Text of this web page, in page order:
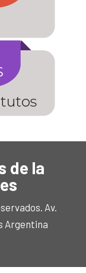
de la
Av.
Argentina